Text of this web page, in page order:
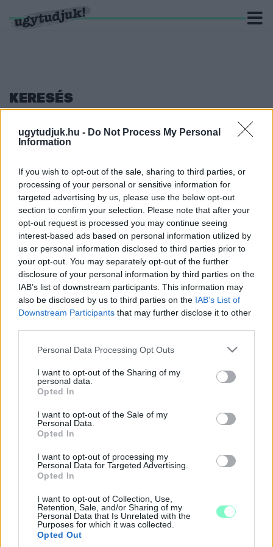
ugytudjuk.hu - Do Not Process My Personal
Information
If you wish to opt-out of the sale, sharing to third parties, or
processing of your personal or sensitive information for
targeted advertising by us, please use the below opt-out
section to confirm your selection. Please note that after your
opt-out request is processed you may continue seeing
interest-based ads based on personal information utilized by
us or personal information disclosed to third parties prior to
your opt-out. You may separately opt-out of the further
disclosure of your personal information by third parties on the
IAB’s list of downstream participants. This information may
also be disclosed by us to third parties on the IAB’s List of
Downstream Participants that may further disclose it to other
Please note that this website/app uses one or more Google
not limited to your visit or usage behaviour. You may click to
grant or deny consent to Google and its third-party tags to
use your data for below specified purposes in below Google
consent section.
Personal Data Processing Opt Outs
I want to opt-out of the Sharing of my
personal data.
Opted In
I want to opt-out of the Sale of my
Personal Data.
Opted In
I want to opt-out of processing my
Personal Data for Targeted Advertising.
Opted In
I want to opt-out of Collection, Use,
Retention, Sale, and/or Sharing of my
Personal Data that Is Unrelated with the
Purposes for which it was collected.
Opted Out
KERESÉS
RENDEZVÉNYSOROZAT
2026. július. 14. 11:07
A költségcsökkentés nem érinti az ünnep méltóságát, a
résztvevők biztonságát, valamint a kiemelt családi, kulturális,
zenei és esti látványelemek megfelelő színvonalú
megvalósítását.
NAGY ELEK ELNÖKSÉGE ALATT MÁSFÉL
MILLIÁRD FORINTRA SZERZŐDÖTT LE BALÁSY
GYULA CÉGEIVEL A MAGYAR KERESKEDELMI ÉS
IPARKAMARA
2026. június. 19. 18:01
követően 4 nappal ismét 100 millióra szerződtek a felek.
DEMONSTRÁLÁSKÉPPEN KIVONULTAK A VAS
MEGYEI KERESKEDELMI ÉS IPARKAMARA
DELEGÁLTJAI A MAGYAR KERESKEDELMI ÉS
2026. május. 29. 17:54
2 percben korlátozták a hozzászólási lehetőségüket, ezzel nem
A MAGYAR KERESKEDELMI ÉS IPARKAMARA IS
KÖZEL FÉLMILLIÁRD FORINTRA SZERZŐDÖTT
2026. május. 22. 08:12
Mi mindenre jó a sok-sok 5000 forint?!
ÍGY NÉZETT KI 3 MILLIÁRD 600 MILLIÓ FORINT